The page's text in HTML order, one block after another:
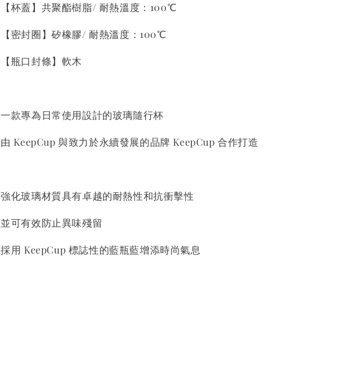
【杯蓋】共聚酯樹脂/ 耐熱溫度：100℃
【密封圈】矽橡膠/ 耐熱溫度：100℃
【瓶口封條】軟木
一款專為日常使用設計的玻璃隨行杯
由 KeepCup 與致力於永續發展的品牌 KeepCup 合作打造
強化玻璃材質具有卓越的耐熱性和抗衝擊性
並可有效防止異味殘留
採用 KeepCup 標誌性的藍瓶藍增添時尚氣息